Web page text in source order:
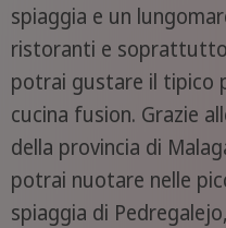
spiaggia e un
ristoranti e
potrai gustare il tipico
cucina fusion. Grazie
della provincia di
potrai nuotare nelle
spiaggia di